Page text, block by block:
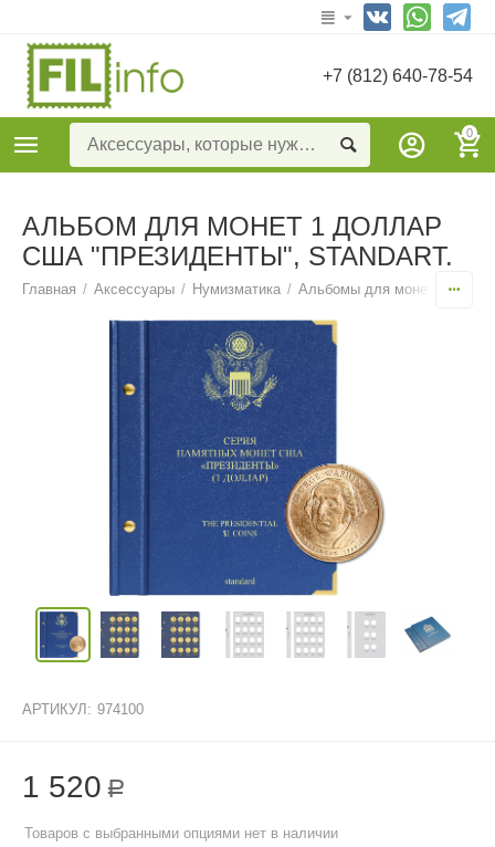
+7 (812) 640-78-54
0
АЛЬБОМ ДЛЯ МОНЕТ 1 ДОЛЛАР
США "ПРЕЗИДЕНТЫ", STANDART.
Главная / Аксессуары / Нумизматика / Альбомы для монет
АРТИКУЛ: 974100
1 520 Р
Товаров с выбранными опциями нет в наличии